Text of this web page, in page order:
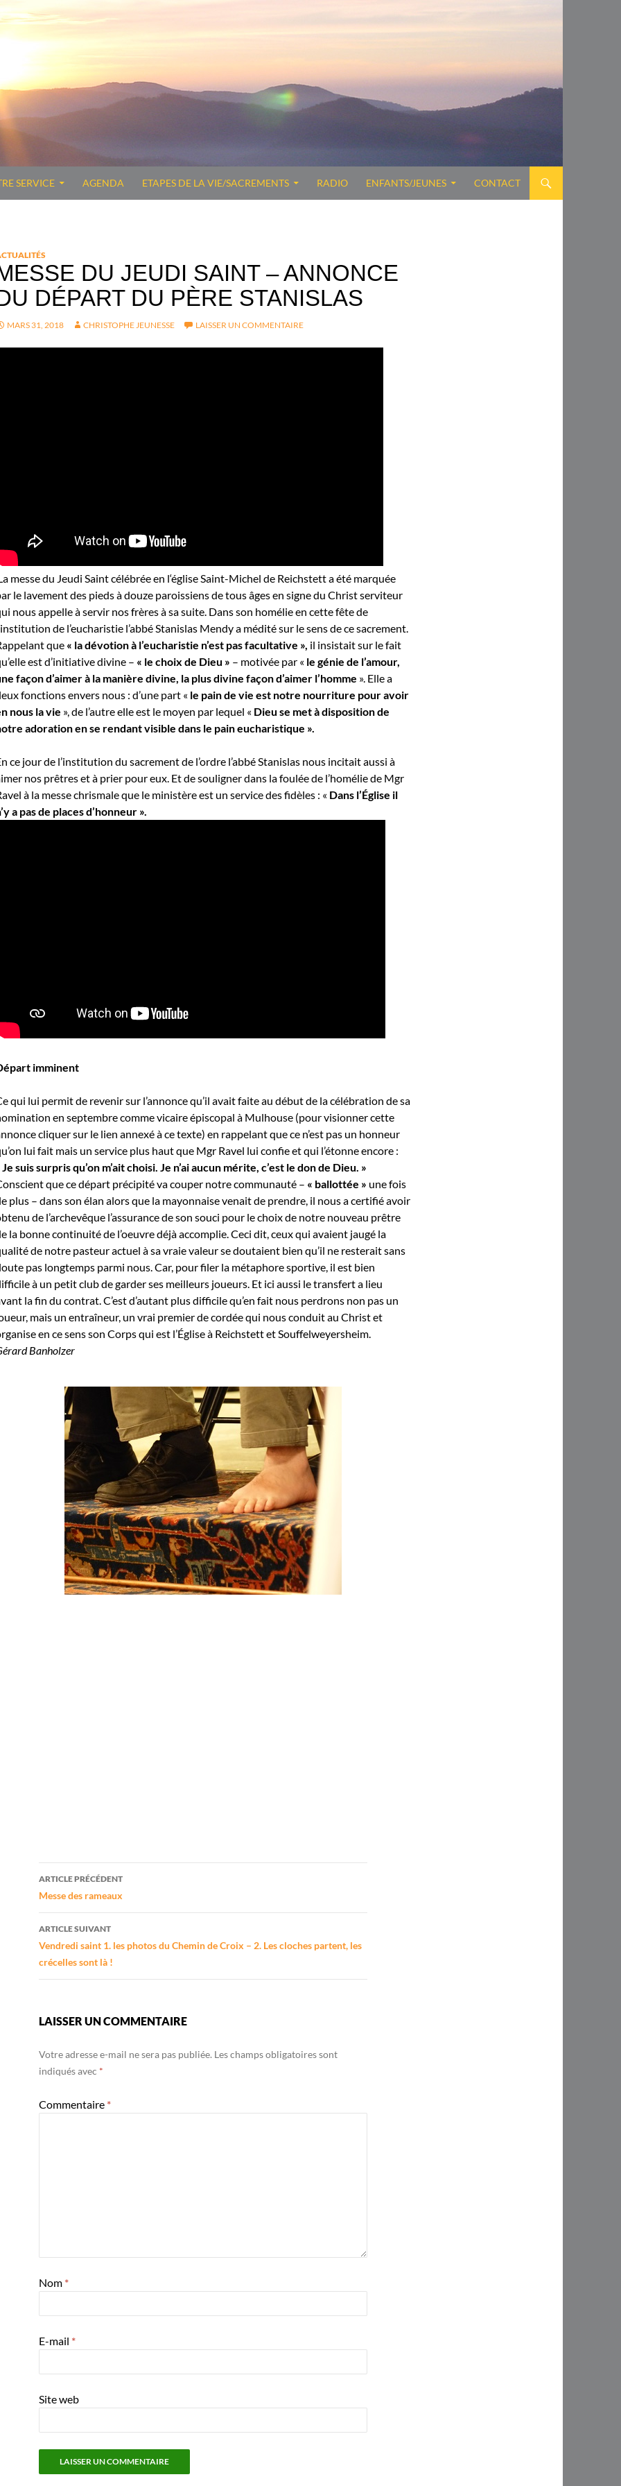
SERVICE AGENDA ETAPES DE LA VIE/SACREMENTS RADIO ENFANTS/JEUNES CONTACT
DU JEUDI SAINT – ANNONCE
DÉPART DU PÈRE STANISLAS
MARS 31, 2018 CHRISTOPHE JEUNESSE LAISSER UN COMMENTAIRE
messe du Jeudi Saint célébrée en l‘église Saint-Michel de Reichstett a été marquée
le lavement des pieds à douze paroissiens de tous âges en signe du Christ serviteur
nous appelle à servir nos frères à sa suite. Dans son homélie en cette fête de
de l’eucharistie l’abbé Stanislas Mendy a médité sur le sens de ce sacrement.
que « la dévotion à l’eucharistie n’est pas facultative », il insistait sur le fait
est d’initiative divine – « le choix de Dieu » – motivée par « le génie de l’amour,
façon d’aimer à la manière divine, la plus divine façon d’aimer l’homme ». Elle a
fonctions envers nous : d’une part « le pain de vie est notre nourriture pour avoir
nous la vie », de l’autre elle est le moyen par lequel « Dieu se met à disposition de
adoration en se rendant visible dans le pain eucharistique ».
ce jour de l’institution du sacrement de l’ordre l’abbé Stanislas nous incitait aussi à
nos prêtres et à prier pour eux. Et de souligner dans la foulée de l’homélie de Mgr
à la messe chrismale que le ministère est un service des fidèles : « Dans l’Église il
a pas de places d’honneur ».
imminent
qui lui permit de revenir sur l’annonce qu’il avait faite au début de la célébration de sa
en septembre comme vicaire épiscopal à Mulhouse (pour visionner cette
cliquer sur le lien annexé à ce texte) en rappelant que ce n’est pas un honneur
lui fait mais un service plus haut que Mgr Ravel lui confie et qui l’étonne encore :
Je suis surpris qu’on m’ait choisi. Je n’ai aucun mérite, c’est le don de Dieu. »
que ce départ précipité va couper notre communauté – « ballottée » une fois
plus – dans son élan alors que la mayonnaise venait de prendre, il nous a certifié avoir
de l’archevêque l’assurance de son souci pour le choix de notre nouveau prêtre
la bonne continuité de l’oeuvre déjà accomplie. Ceci dit, ceux qui avaient jaugé la
de notre pasteur actuel à sa vraie valeur se doutaient bien qu’il ne resterait sans
pas longtemps parmi nous. Car, pour filer la métaphore sportive, il est bien
à un petit club de garder ses meilleurs joueurs. Et ici aussi le transfert a lieu
la fin du contrat. C’est d’autant plus difficile qu’en fait nous perdrons non pas un
mais un entraîneur, un vrai premier de cordée qui nous conduit au Christ et
en ce sens son Corps qui est l’Église à Reichstett et Souffelweyersheim.
Banholzer
Navigation
des
articles
ARTICLE PRÉCÉDENT
Messe des rameaux
ARTICLE SUIVANT
Vendredi saint 1. les photos du Chemin de Croix – 2. Les cloches partent, les
crécelles sont là !
LAISSER UN COMMENTAIRE
Votre adresse e-mail ne sera pas publiée. Les champs obligatoires sont
indiqués avec *
Commentaire *
Nom *
E-mail *
Site web